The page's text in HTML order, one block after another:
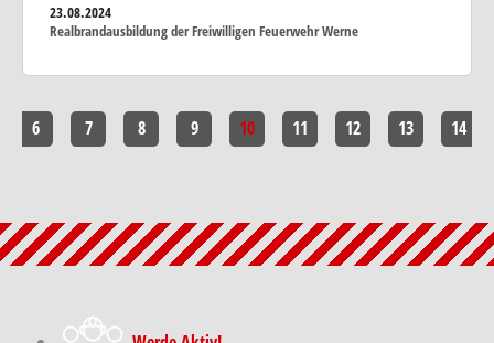
23.08.2024
Realbrandausbildung der Freiwilligen Feuerwehr Werne
6 7 8 9 10 11 12 13 14